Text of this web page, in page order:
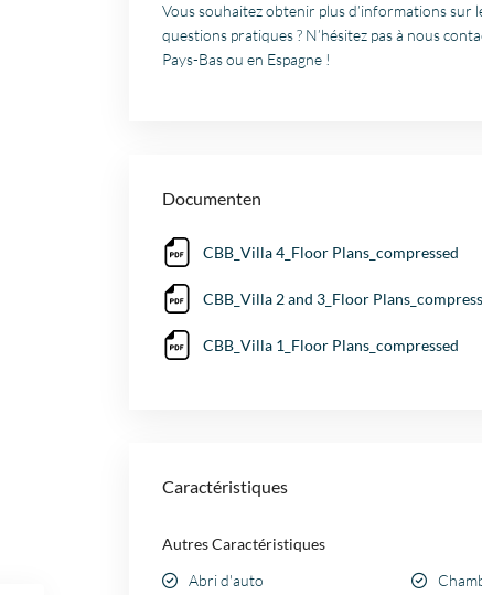
Vous souhaitez obtenir plus d’informations sur
questions pratiques ? N’hésitez pas à nous
Pays-Bas ou en Espagne !
Documenten
CBB_Villa 4_Floor Plans_compressed
CBB_Villa 2 and 3_Floor
CBB_Villa 1_Floor Plans_compressed
Caractéristiques
Autres Caractéristiques
Abri d'auto